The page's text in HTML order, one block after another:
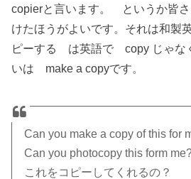
copierと言います。 というか皆
けたほうがよいです。それは和製
ピーする は英語で copy じゃな
いは make a copyです。
Can you make a copy of this for
Can you photocopy this form
これをコピーしてくれるの？